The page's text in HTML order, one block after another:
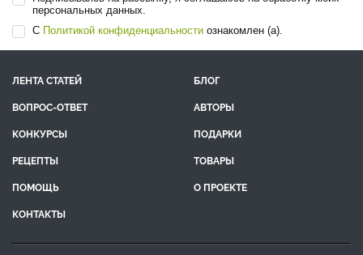
персональных данных.
С Политикой конфиденциальности ознакомлен (а).
ЛЕНТА СТАТЕЙ
БЛОГ
ВОПРОС-ОТВЕТ
АВТОРЫ
КОНКУРСЫ
ПОДАРКИ
РЕЦЕПТЫ
ТОВАРЫ
ПОМОЩЬ
О ПРОЕКТЕ
КОНТАКТЫ